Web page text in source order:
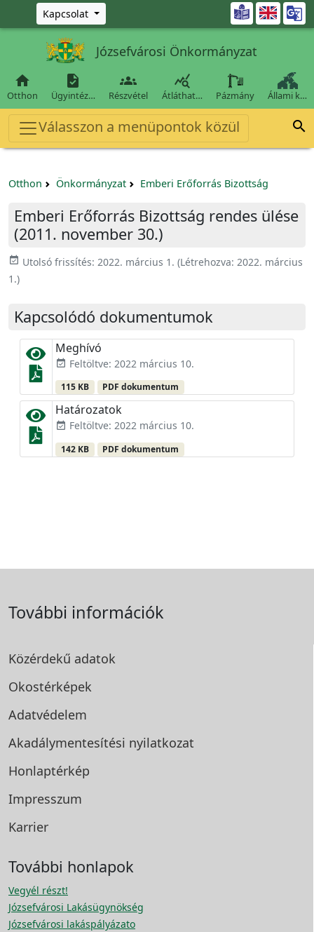
Ugrás a fő tartalomra
Kapcsolat 
Józsefvárosi Önkormányzat

Otthon

Ügyintéz…

Részvétel

Átláthat… Pázmány Állami k…
Válasszon a menüpontok közül 
Otthon Önkormányzat Emberi Erőforrás Bizottság
Emberi Erőforrás Bizottság rendes ülése
(2011. november 30.)
event_available Utolsó frissítés: 2022. március 1. (Létrehozva: 2022. március
1.)
Kapcsolódó dokumentumok
Meghívó
event_available Feltöltve: 2022 március 10.
115 KB PDF dokumentum
Határozatok
event_available Feltöltve: 2022 március 10.
142 KB PDF dokumentum
További információk
Közérdekű adatok
Okostérképek
Adatvédelem
Akadálymentesítési nyilatkozat
Honlaptérkép
Impresszum
Karrier
További honlapok
Vegyél részt!
Józsefvárosi Lakásügynökség
Józsefvárosi lakáspályázato